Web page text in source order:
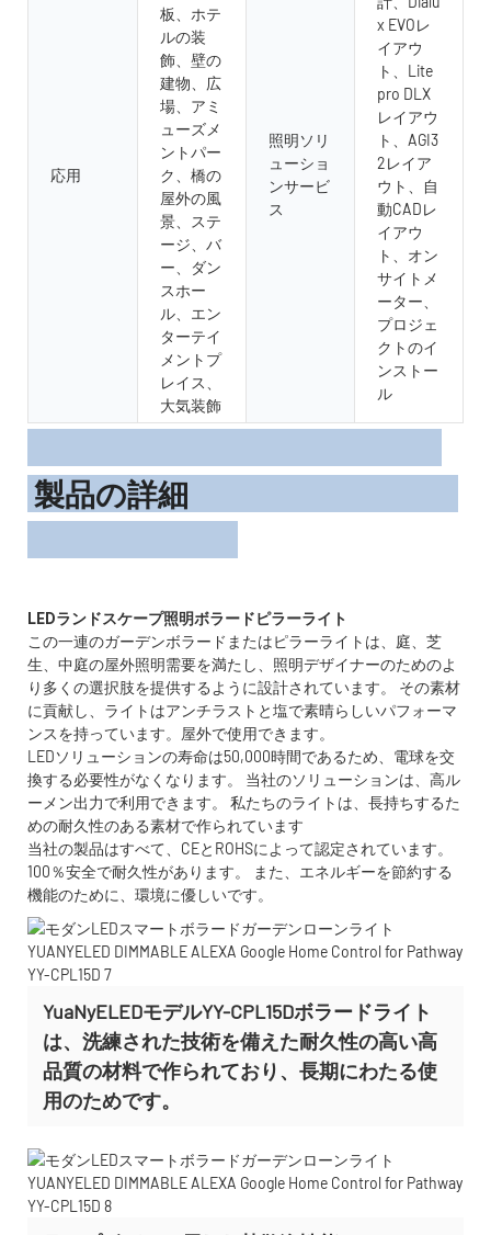
応用
板、ホテ
ルの装
飾、壁の
建物、広
場、アミ
ューズメ
ントパー
ク、橋の
屋外の風
景、ステ
ージ、バ
ー、ダン
スホー
ル、エン
ターテイ
メントプ
レイス、
大気装飾
照明ソリ
ューショ
ンサービ
ス
x EVOレ
イアウ
ト、Lite
pro DLX
レイアウ
ト、AGI3
2レイア
ウト、自
動CADレ
イアウ
ト、オン
サイトメ
ーター、
プロジェ
クトのイ
ンストー
ル
製品の詳細
この一連のガーデンボラードまたはピラーライトは、庭、芝
生、中庭の屋外照明需要を満たし、照明デザイナーのためのよ
り多くの選択肢を提供するように設計されています。 その素材
に貢献し、ライトはアンチラストと塩で素晴らしいパフォーマ
ンスを持っています。屋外で使用できます。
LEDソリューションの寿命は50,000時間であるため、電球を交
換する必要性がなくなります。 当社のソリューションは、高ル
ーメン出力で利用できます。 私たちのライトは、長持ちするた
めの耐久性のある素材で作られています
当社の製品はすべて、CEとROHSによって認定されています。
100％安全で耐久性があります。 また、エネルギーを節約する
機能のために、環境に優しいです。
YuaNyELEDモデルYY-CPL15Dボラードライト
は、洗練された技術を備えた耐久性の高い高
品質の材料で作られており、長期にわたる使
用のためです。